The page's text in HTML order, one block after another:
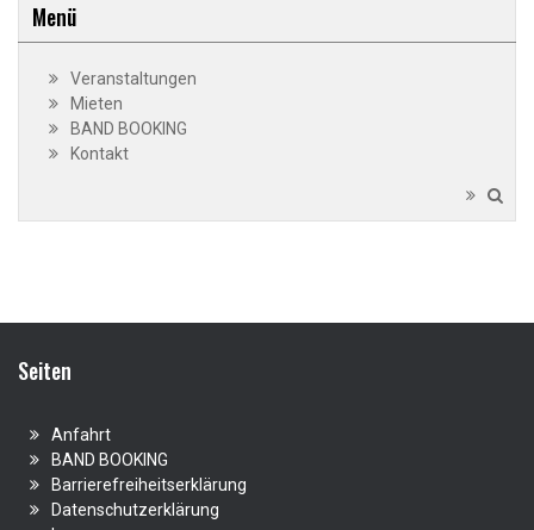
Menü
Veranstaltungen
Mieten
BAND BOOKING
Kontakt
Seiten
Anfahrt
BAND BOOKING
Barrierefreiheitserklärung
Datenschutzerklärung